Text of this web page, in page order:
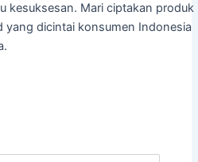
kesuksesan. Mari ciptakan produk
yang dicintai konsumen Indonesia